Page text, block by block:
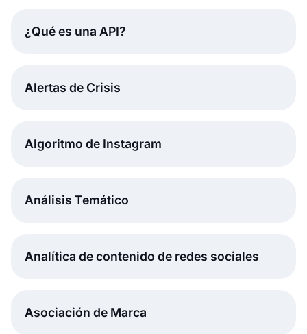
¿Qué es una API?
Alertas de Crisis
Algoritmo de Instagram
Análisis Temático
Analítica de contenido de redes sociales
Asociación de Marca